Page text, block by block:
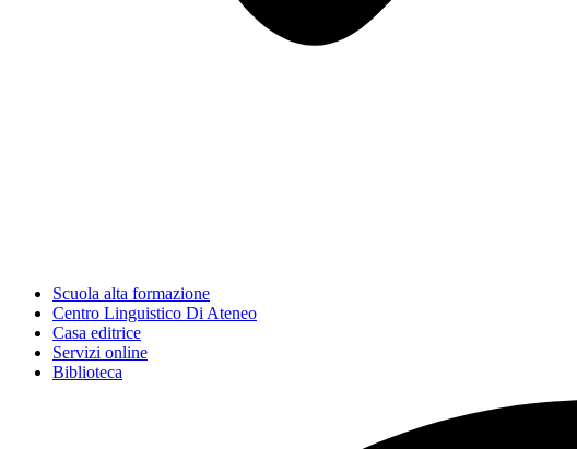
Scuola alta formazione
Centro Linguistico Di Ateneo
Casa editrice
Servizi online
Biblioteca